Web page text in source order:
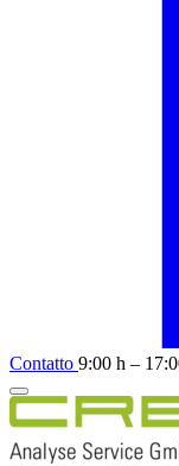
Contatto 9:00 h –